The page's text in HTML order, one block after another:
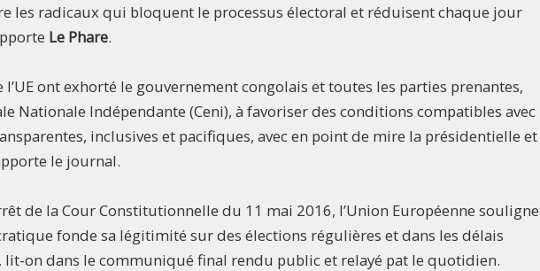
les radicaux qui bloquent le processus électoral et réduisent chaque jour
Le Phare.
ont exhorté le gouvernement congolais et toutes les parties prenantes,
Nationale Indépendante (Ceni), à favoriser des conditions compatibles avec
inclusives et pacifiques, avec en point de mire la présidentielle et
le journal.
de la Cour Constitutionnelle du 11 mai 2016, l’Union Européenne souligne
fonde sa légitimité sur des élections régulières et dans les délais
on dans le communiqué final rendu public et relayé pat le quotidien.